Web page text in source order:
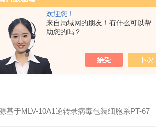
欢迎您！
来自局域网的朋友！有什么可以帮
助您的吗？
基于MLV-10A1逆转录病毒包装细胞系PT-67